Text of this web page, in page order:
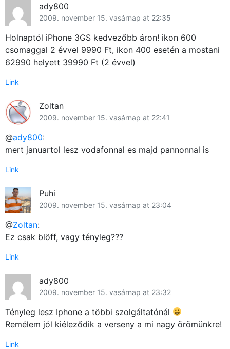
ady800
2009. november 15. vasárnap at 22:35
Holnaptól iPhone 3GS kedvezőbb áron! ikon 600
csomaggal 2 évvel 9990 Ft, ikon 400 esetén a mostani
62990 helyett 39990 Ft (2 évvel)
Link
Zoltan
2009. november 15. vasárnap at 22:41
@ady800:
mert januartol lesz vodafonnal es majd pannonnal is
Link
Puhi
2009. november 15. vasárnap at 23:04
@Zoltan:
Ez csak blöff, vagy tényleg???
Link
ady800
2009. november 15. vasárnap at 23:32
Tényleg lesz Iphone a többi szolgáltatónál
Remélem jól kiéleződik a verseny a mi nagy örömünkre!
Link